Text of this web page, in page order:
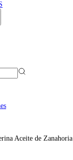
Aceite de Zanahoria